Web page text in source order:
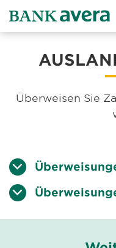
Konto bei der Bank
Überweisen Sie